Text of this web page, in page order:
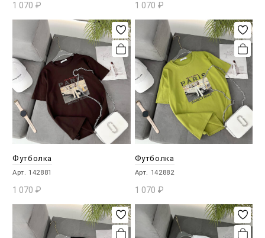
1 070 ₽
В КОРЗИНУ
1 070 ₽
В КОРЗИНУ
Футболка
Арт. 142881
1 070 ₽
В КОРЗИНУ
Футболка
Арт. 142882
1 070 ₽
В КОРЗИНУ